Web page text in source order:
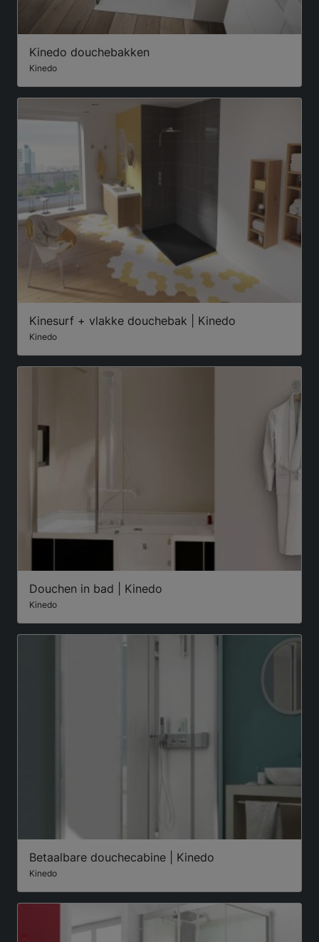
Kinedo douchebakken
Kinedo
Kinesurf + vlakke douchebak | Kinedo
Kinedo
Douchen in bad | Kinedo
Kinedo
Betaalbare douchecabine | Kinedo
Kinedo